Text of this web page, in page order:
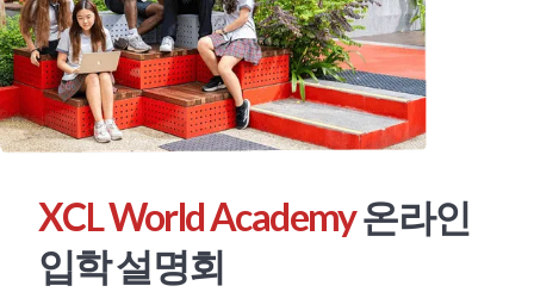
XCL World Academy온라인
입학 설명회